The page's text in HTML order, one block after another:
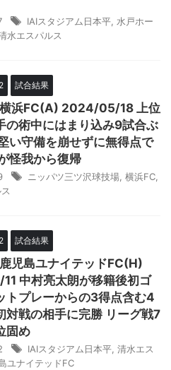
IAIスタジアム日本平 水戸ホー
水エスパルス
試合結果
横浜FC(A) 2024/05/18 上位
の術中にはまり込み9試合ぶ
い守備を崩せずに無得点で
怪我から復帰
ニッパツ三ツ沢球技場 横浜FC
試合結果
児島ユナイテッドFC(H)
中村亮太朗が移籍後初ゴ
トプレーからの3得点含む4
対戦の相手に完勝 リーグ戦7
固め
IAIスタジアム日本平 清水エス
ユナイテッドFC